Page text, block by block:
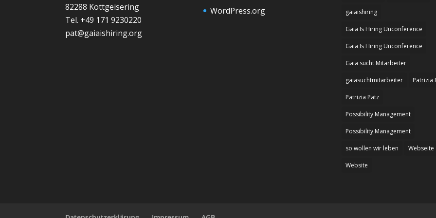
82288 Kottgeisering
Tel. +49 171 9230220
pat@gaiaishiring.org
WordPress.org gaiaishiring
Gaia Is Hiring Unconference
Gaia Is Hiring Unconference
Gaia sucht Mitarbeiter
gaiasuchtmitarbeiter Patrizia
Patrizia Patz
Possibility Management
Possibility Management
so wollen wir leben Webseite
Website